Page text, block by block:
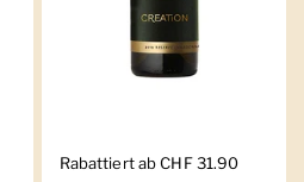
Regulärer Preis
Rabattiert ab CHF 31.90